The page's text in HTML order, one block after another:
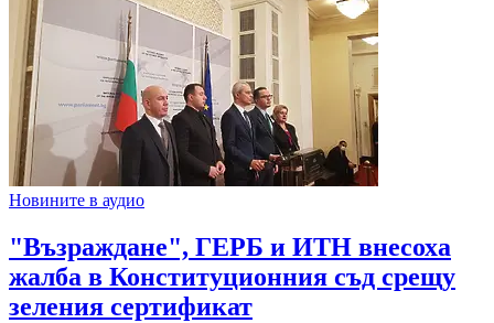
Новините в аудио
"Възраждане", ГЕРБ и ИТН внесоха
жалба в Конституционния съд срещу
зеления сертификат